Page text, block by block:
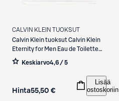
CALVIN KLEIN TUOKSUT
Calvin Klein tuoksutCalvin Klein
Eternity for Men Eau de Toilette
tuoksu 30 ml
Keskiarvo4,6 / 5
Hinta55,50 €
Lisää
ostoskoriin